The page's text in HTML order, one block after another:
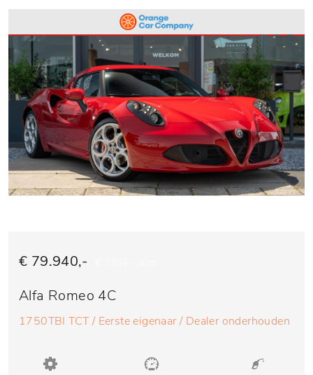
€ 79.940,-
Alfa Romeo 4C
1750TBI TCT / Eerste eigenaar / Dealer onderhouden